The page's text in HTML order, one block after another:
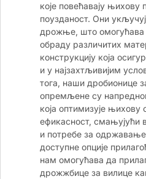
које повећавају
поузданост. Они
дрожње, што омогућава
обраду различитих
конструкцију која
и у најзахтљивијим
тога, наши дробионице
опремљене су
која оптимизује њихову
ефикасност, смањујући
и потребе за
доступне опције
нам омогућава да
дрожжбице за вилице